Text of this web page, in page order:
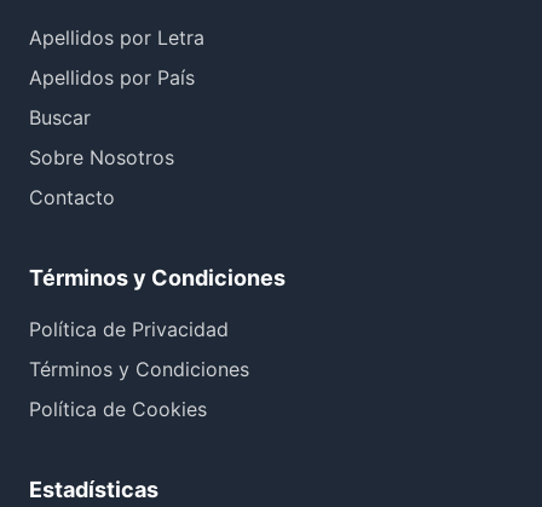
Apellidos por Letra
Apellidos por País
Buscar
Sobre Nosotros
Contacto
Términos y Condiciones
Política de Privacidad
Términos y Condiciones
Política de Cookies
Estadísticas